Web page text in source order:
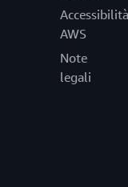
Accessibilità
AWS
Note
legali